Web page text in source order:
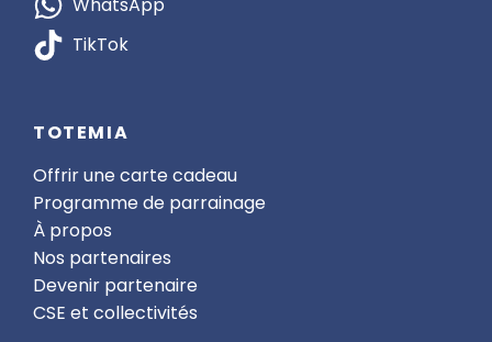
WhatsApp
TikTok
TOTEMIA
Offrir une carte cadeau
Programme de parrainage
À propos
Nos partenaires
Devenir partenaire
CSE et collectivités